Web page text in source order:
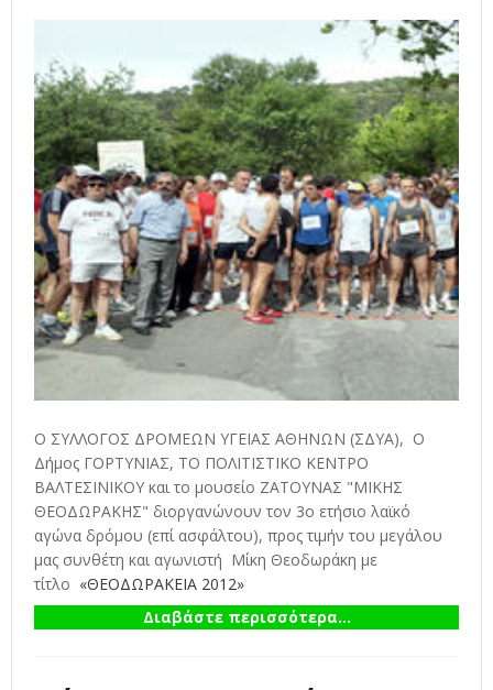
Ο ΣΥΛΛΟΓΟΣ ΔΡΟΜΕΩΝ ΥΓΕΙΑΣ ΑΘΗΝΩΝ (ΣΔΥΑ), Ο
Δήμος ΓΟΡΤΥΝΙΑΣ, ΤΟ ΠΟΛΙΤΙΣΤΙΚΟ ΚΕΝΤΡΟ
ΒΑΛΤΕΣΙΝΙΚΟΥ και το μουσείο ΖΑΤΟΥΝΑΣ "ΜΙΚΗΣ
ΘΕΟΔΩΡΑΚΗΣ" διοργανώνουν τον 3ο ετήσιο λαϊκό
αγώνα δρόμου (επί ασφάλτου), προς τιμήν του μεγάλου
μας συνθέτη και αγωνιστή Μίκη Θεοδωράκη με
τίτλο «ΘΕΟΔΩΡΑΚΕΙΑ 2012»
Διαβάστε περισσότερα...